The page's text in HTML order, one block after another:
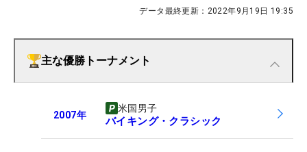
データ最終更新： 2022年9月19日 19:35
主な優勝トーナメント
2007年
米国男子
バイキング・クラシック